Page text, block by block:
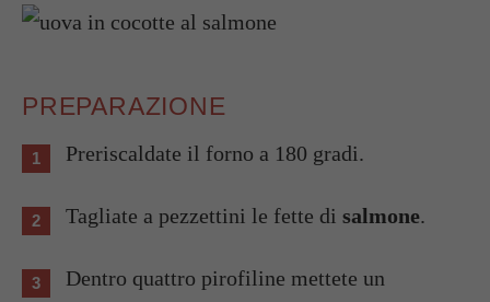
PREPARAZIONE
Preriscaldate il forno a 180 gradi.
Tagliate a pezzettini le fette di salmone.
Dentro quattro pirofiline mettete un